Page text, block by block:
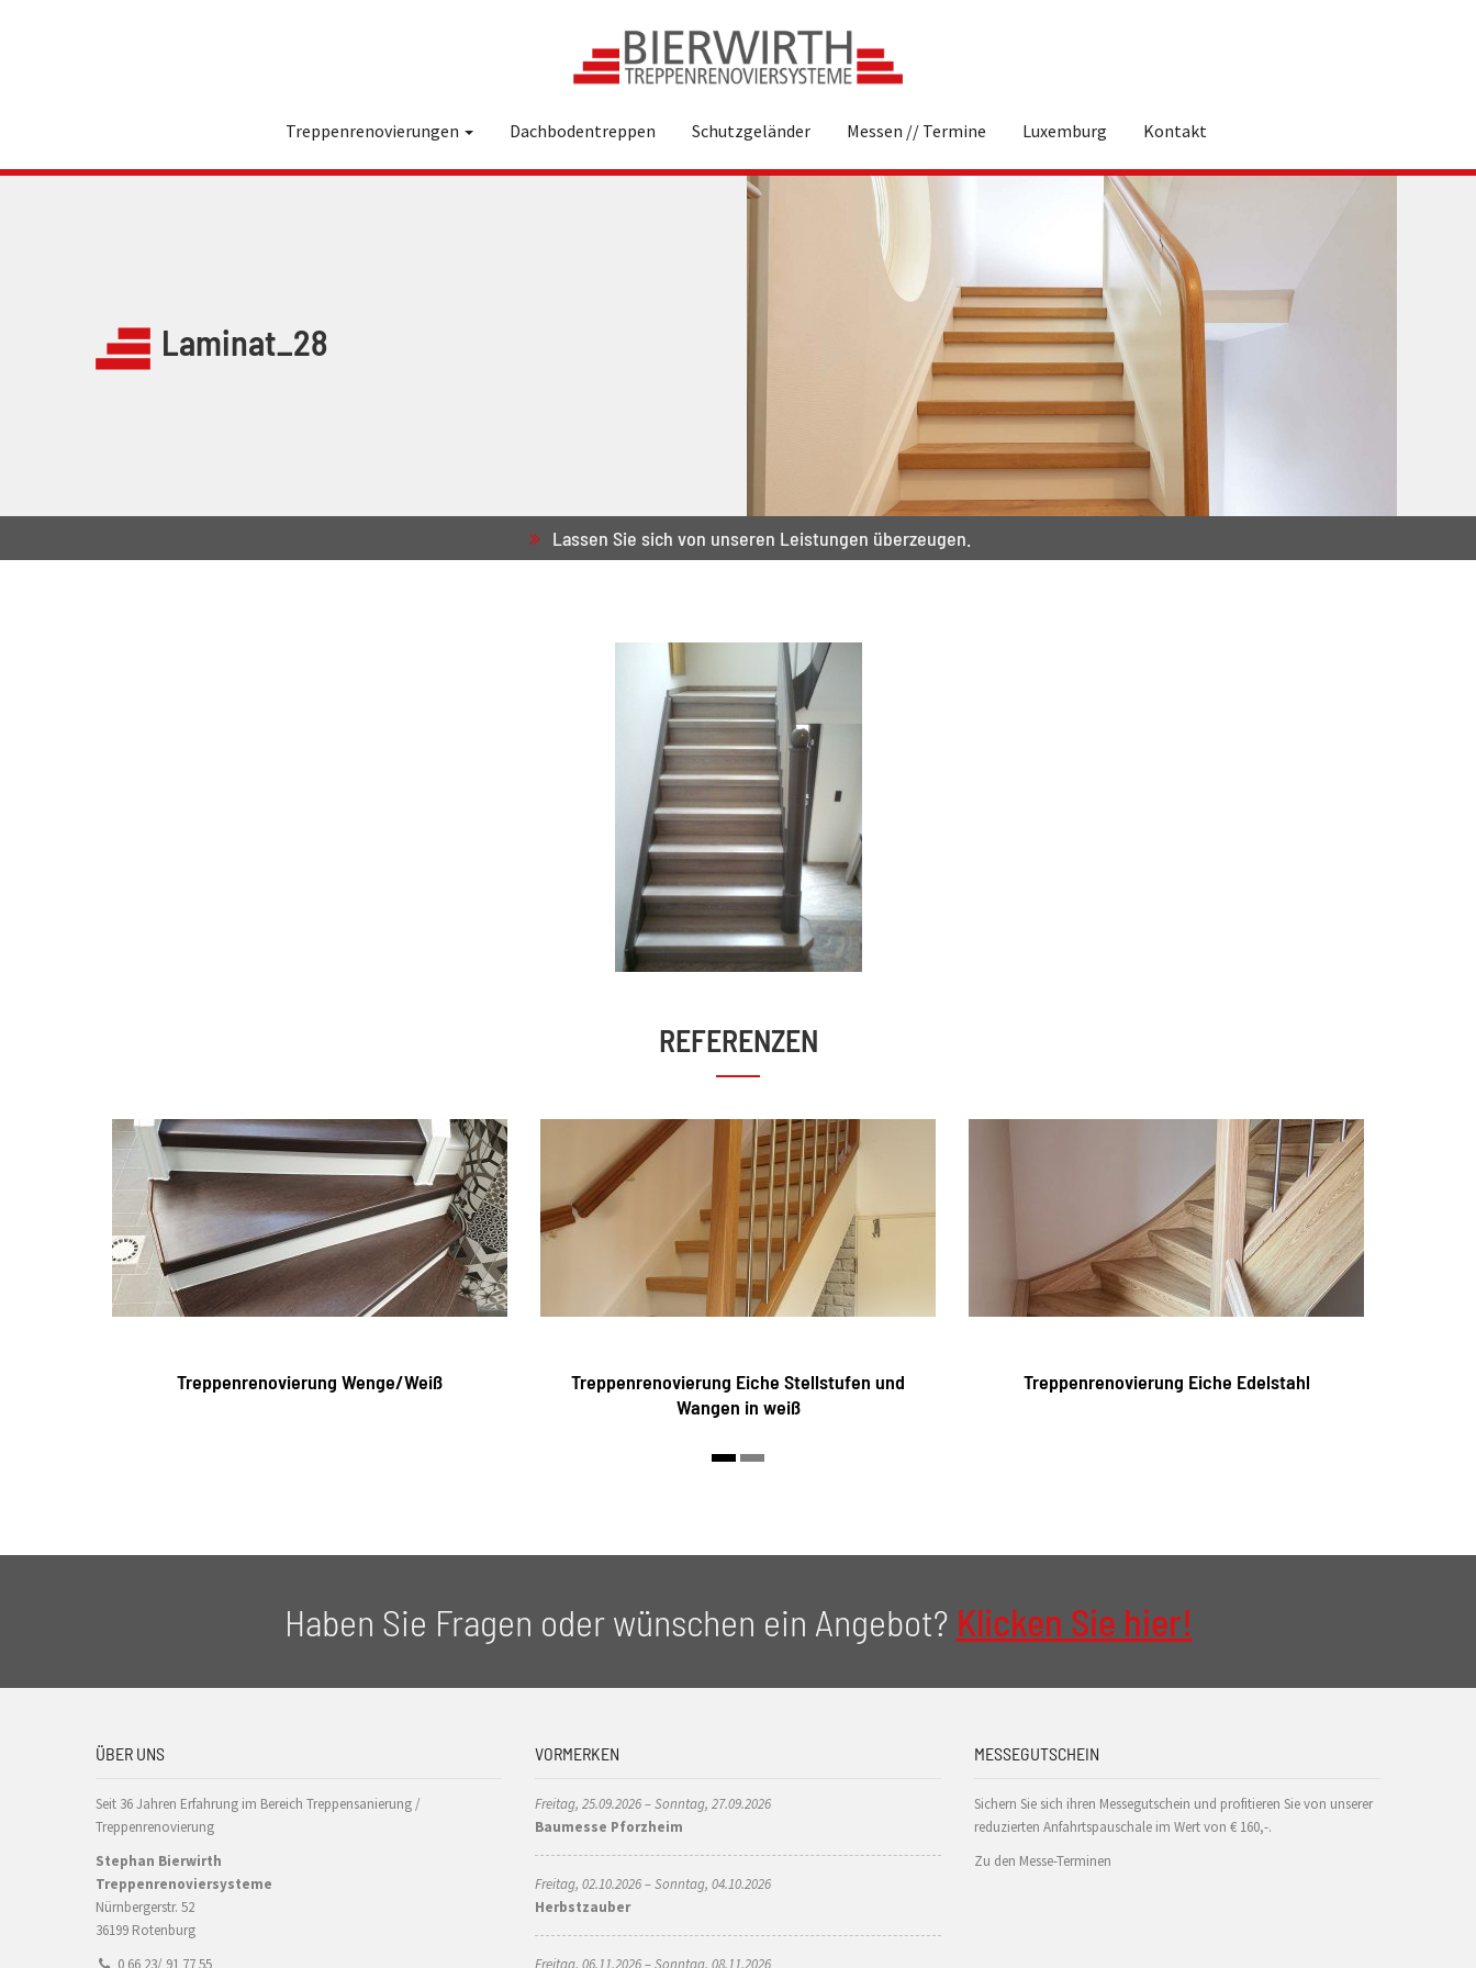
Treppenrenovierungen Dachbodentreppen Schutzgeländer Messen // Termine Luxemburg Kontakt
Laminat_28
Lassen Sie sich von unseren Leistungen überzeugen.
REFERENZEN
Treppenrenovierung Wenge/Weiß
Treppenrenovierung Eiche Stellstufen und
Wangen in weiß
Treppenrenovierung Eiche Edelstahl
Haben Sie Fragen oder wünschen ein Angebot? Klicken Sie hier!
ÜBER UNS
Seit 36 Jahren Erfahrung im Bereich Treppensanierung /
Treppenrenovierung
Stephan Bierwirth
Treppenrenoviersysteme
Nürnbergerstr. 52
36199 Rotenburg
0 66 23/ 91 77 55
VORMERKEN
Freitag, 25.09.2026 – Sonntag, 27.09.2026
Baumesse Pforzheim
Freitag, 02.10.2026 – Sonntag, 04.10.2026
Herbstzauber
Freitag, 06.11.2026 – Sonntag, 08.11.2026
MESSEGUTSCHEIN
Sichern Sie sich ihren Messegutschein und profitieren Sie von unserer
reduzierten Anfahrtspauschale im Wert von € 160,-.
Zu den Messe-Terminen